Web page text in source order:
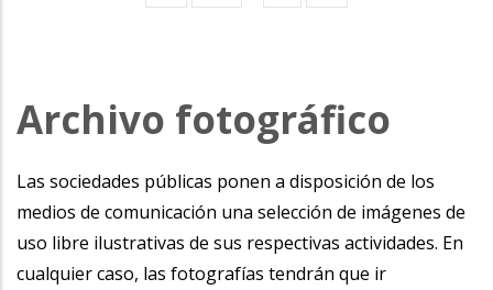
Archivo fotográfico
Las sociedades públicas ponen a disposición de los
medios de comunicación una selección de imágenes de
uso libre ilustrativas de sus respectivas actividades. En
cualquier caso, las fotografías tendrán que ir